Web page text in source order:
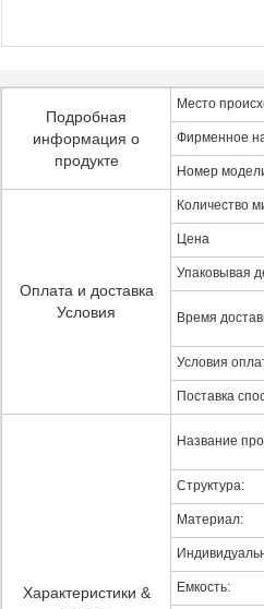
Подробная
информация о
продукте
Место
Фирменное
Номер
Оплата и доставка
Условия
Количество
Цена
Упаковывая
Время
Условия
Поставка
Характеристики &
Название
Структура:
Материал:
Емкость: